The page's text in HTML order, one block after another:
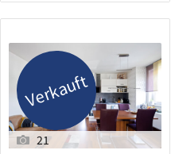
Verkauft
21